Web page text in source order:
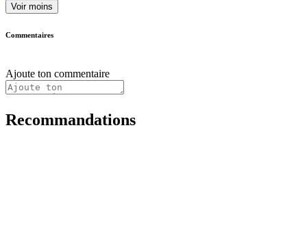
Voir moins
Commentaires
Ajoute ton commentaire
Recommandations